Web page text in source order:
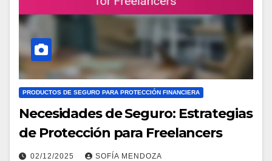
PRODUCTOS DE SEGURO PARA PROTECCIÓN FINANCIERA
Necesidades de Seguro: Estrategias
de Protección para Freelancers
02/12/2025 SOFÍA MENDOZA